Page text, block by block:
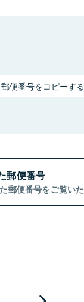
郵便番号をコピーする
郵便番号
郵便番号をご覧いた